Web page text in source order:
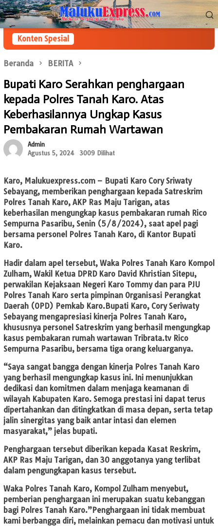
Loncat
ke
konten
Menu
Mobile
Konten Spesial
Beranda BERITA
Bupati Karo Serahkan penghargaan
kepada Polres Tanah Karo. Atas
Keberhasilannya Ungkap Kasus
Pembakaran Rumah Wartawan
Admin
Agustus 5, 2024
3009 Dilihat
Karo, Malukuexpress.com – Bupati Karo Cory Sriwaty
Sebayang, memberikan penghargaan kepada Satreskrim
Polres Tanah Karo, AKP Ras Maju Tarigan, atas
keberhasilan mengungkap kasus pembakaran rumah Rico
Sempurna Pasaribu, Senin (5/8/2024), saat apel pagi
bersama personel Polres Tanah Karo, di Kantor Bupati
Karo.
Hadir dalam apel tersebut, Waka Polres Tanah Karo Kompol
Zulham, Wakil Ketua DPRD Karo David Khristian Sitepu,
perwakilan Kejaksaan Negeri Karo Tommy dan para PJU
Polres Tanah Karo serta pimpinan Organisasi Perangkat
Daerah (OPD) Pemkab Karo.Bupati Karo, Cory Seriwaty
Sebayang mengapresiasi kinerja Polres Tanah Karo,
khususnya personel Satreskrim yang berhasil mengungkap
kasus pembakaran rumah wartawan Tribrata.tv Rico
Sempurna Pasaribu, bersama tiga orang keluarganya.
“Saya sangat bangga dengan kinerja Polres Tanah Karo
yang berhasil mengungkap kasus ini. Ini menunjukkan
dedikasi dan komitmen dalam menjaga keamanan di
wilayah Kabupaten Karo. Semoga prestasi ini dapat terus
dipertahankan dan ditingkatkan di masa depan, serta tetap
jalin sinergitas yang baik antar intasi dan elemen
masyarakat,” jelas bupati.
Penghargaan tersebut diberikan kepada Kasat Reskrim,
AKP Ras Maju Tarigan, dan 30 anggotanya yang terlibat
dalam pengungkapan kasus tersebut.
Waka Polres Tanah Karo, Kompol Zulham menyebut,
pemberian penghargaan ini merupakan suatu kebanggan
bagi Polres Tanah Karo.”Penghargaan ini tidak membuat
kami berbangga diri, melainkan pemacu dan motivasi untuk